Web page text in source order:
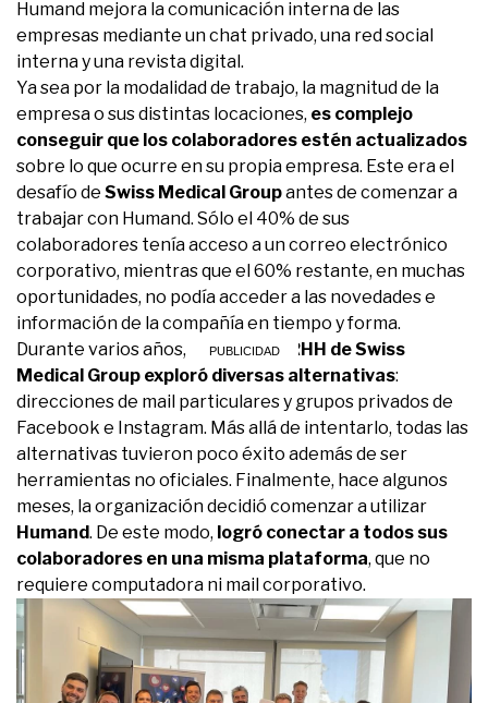
Humand mejora la comunicación interna de las
empresas mediante un chat privado, una red social
interna y una revista digital.
Ya sea por la modalidad de trabajo, la magnitud de la
empresa o sus distintas locaciones, es complejo
conseguir que los colaboradores estén actualizados
sobre lo que ocurre en su propia empresa. Este era el
desafío de Swiss Medical Groupantes de comenzar a
trabajar con Humand. Sólo el 40% de sus
colaboradores tenía acceso a un correo electrónico
corporativo, mientras que el 60% restante, en muchas
oportunidades, no podía acceder a las novedades e
información de la compañía en tiempo y forma.
Durante varios años,
el área de RRHH de Swiss
Medical Group exploró diversas alternativas:
direcciones de mail particulares y grupos privados de
Facebook e Instagram. Más allá de intentarlo, todas las
alternativas tuvieron poco éxito además de ser
herramientas no oficiales. Finalmente, hace algunos
meses, la organización decidió comenzar a utilizar
Humand. De este modo, logró conectar a todos sus
colaboradores en una misma plataforma, que no
requiere computadora ni mail corporativo.